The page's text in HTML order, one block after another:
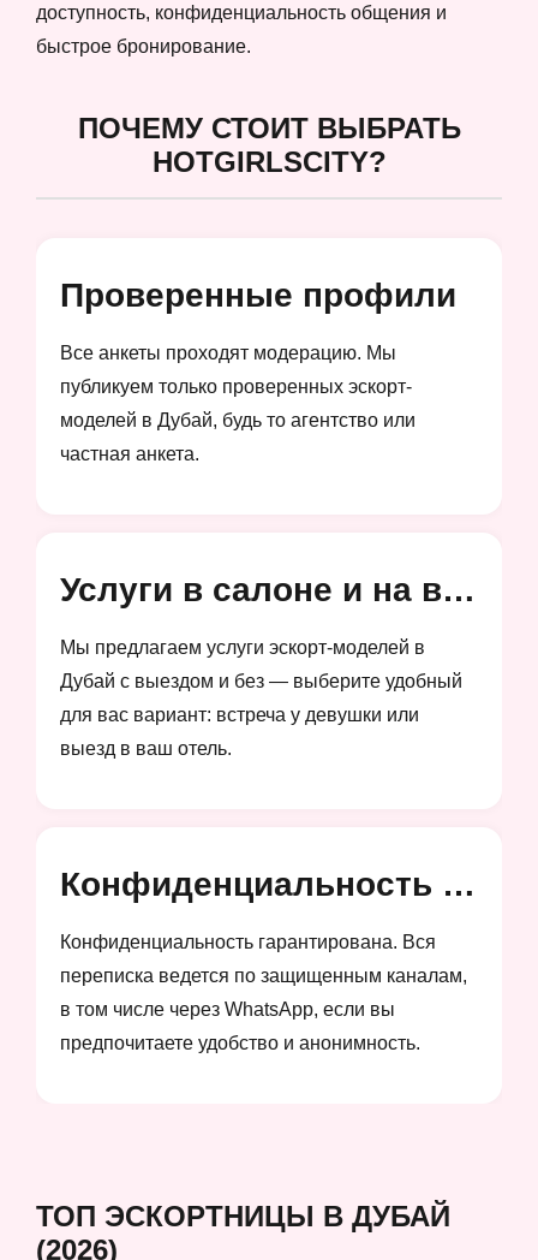
доступность, конфиденциальность общения и
быстрое бронирование.
ПОЧЕМУ СТОИТ ВЫБРАТЬ
HOTGIRLSCITY?
Проверенные профили
Все анкеты проходят модерацию. Мы
публикуем только проверенных эскорт-
моделей в Дубай, будь то агентство или
частная анкета.
Услуги в салоне и на выезд
Мы предлагаем услуги эскорт-моделей в
Дубай с выездом и без — выберите удобный
для вас вариант: встреча у девушки или
выезд в ваш отель.
Конфиденциальность и анонимность
Конфиденциальность гарантирована. Вся
переписка ведется по защищенным каналам,
в том числе через WhatsApp, если вы
предпочитаете удобство и анонимность.
ТОП ЭСКОРТНИЦЫ В ДУБАЙ
(2026)